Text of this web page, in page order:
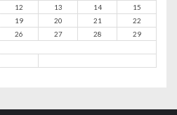
12 13 14
15
19 20 21
22
26 27 28
29